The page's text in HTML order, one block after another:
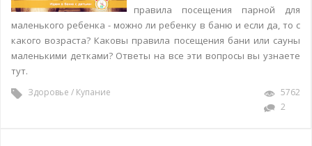
правила посещения парной для
маленького ребенка - можно ли ребенку в баню и если да, то с
какого возраста? Каковы правила посещения бани или сауны
маленькими детками? Ответы на все эти вопросы вы узнаете
тут.
Здоровье / Купание
5762
2